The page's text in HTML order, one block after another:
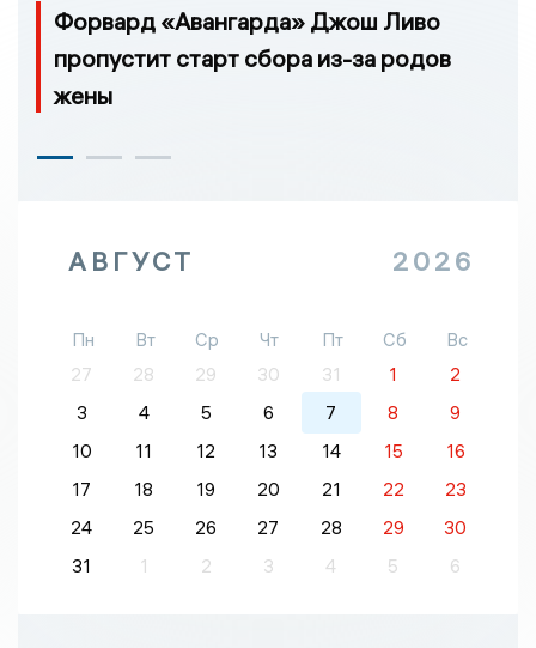
Форвард «Авангарда» Джош Ливо
пропустит старт сбора из-за родов
жены
АВГУСТ 2026
Пн Вт Ср Чт Пт Сб
Вс
27
28 29 30 31 1
2
3
4 5 6 7 8
9
10
11 12 13 14 15
16
17
18 19 20 21 22
23
24
25 26 27 28 29
30
31
1 2 3 4 5 6